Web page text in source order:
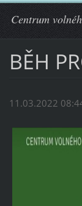
Centrum
BĚH
11.03.2022